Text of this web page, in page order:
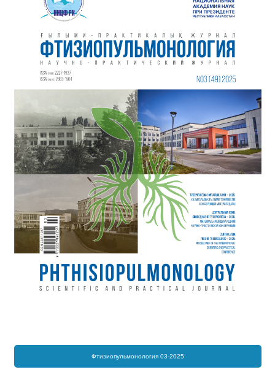
Фтизиопульмонология 03-2025